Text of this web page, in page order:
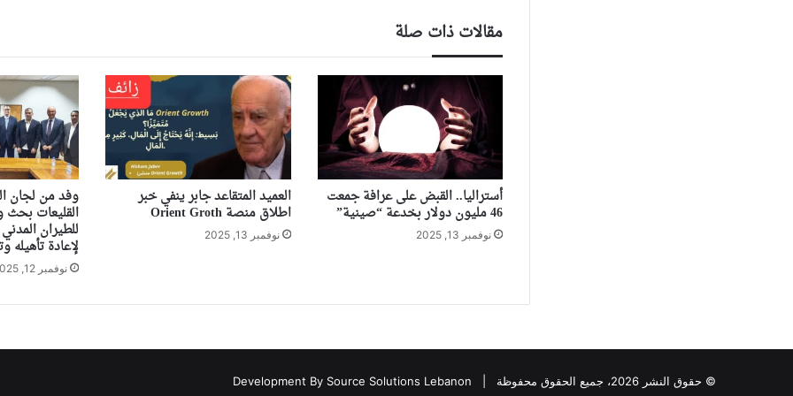
مقالات ذات صلة
أستراليا.. القبض على عرافة جمعت
46 مليون دولار بخدعة “صينية”
نوفمبر 13, 2025
العميد المتقاعد جابر ينفي خبر
اطلاق منصة Orient Groth
نوفمبر 13, 2025
وفد من لجان
القليعات بحث
للطيران
لإعادة تأهيله
نوفمبر 12, 2025
© حقوق النشر 2026، جميع الحقوق محفوظة | Development By Source Solutions Lebanon